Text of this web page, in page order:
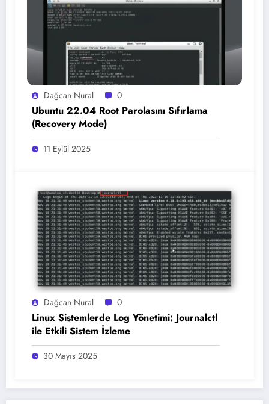
Dağcan Nural 0
Ubuntu 22.04 Root Parolasını Sıfırlama
(Recovery Mode)
11 Eylül 2025
Dağcan Nural 0
Linux Sistemlerde Log Yönetimi: Journalctl
ile Etkili Sistem İzleme
30 Mayıs 2025